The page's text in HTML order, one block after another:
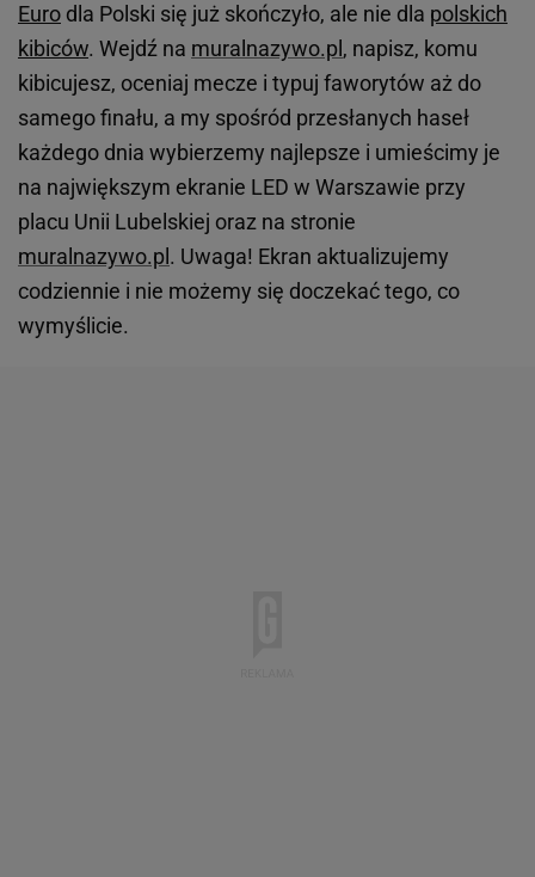
Euro dla Polski się już skończyło, ale nie dla polskich
kibiców. Wejdź na muralnazywo.pl , napisz, komu
kibicujesz, oceniaj mecze i typuj faworytów aż do
samego finału, a my spośród przesłanych haseł
każdego dnia wybierzemy najlepsze i umieścimy je
na największym ekranie LED w Warszawie przy
placu Unii Lubelskiej oraz na stronie
muralnazywo.pl . Uwaga! Ekran aktualizujemy
codziennie i nie możemy się doczekać tego, co
wymyślicie.